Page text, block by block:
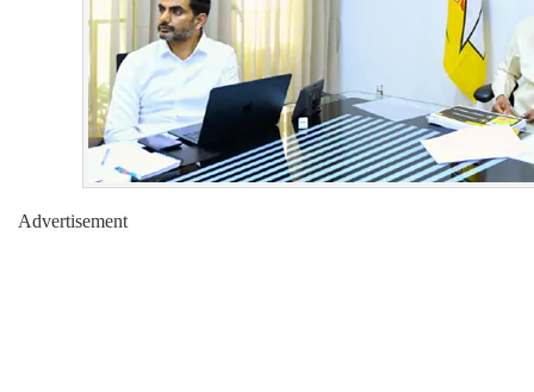
Advertisement